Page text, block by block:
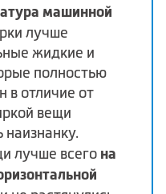
машинной
лучше
жидкие и
полностью
в отличие от
вещи
лучше всего на